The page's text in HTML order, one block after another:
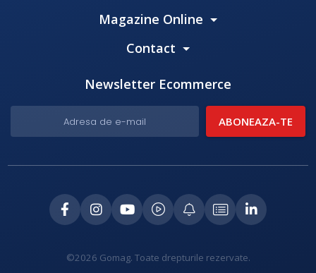
Magazine Online
Contact
Newsletter Ecommerce
©2026 Gomag. Toate drepturile rezervate.